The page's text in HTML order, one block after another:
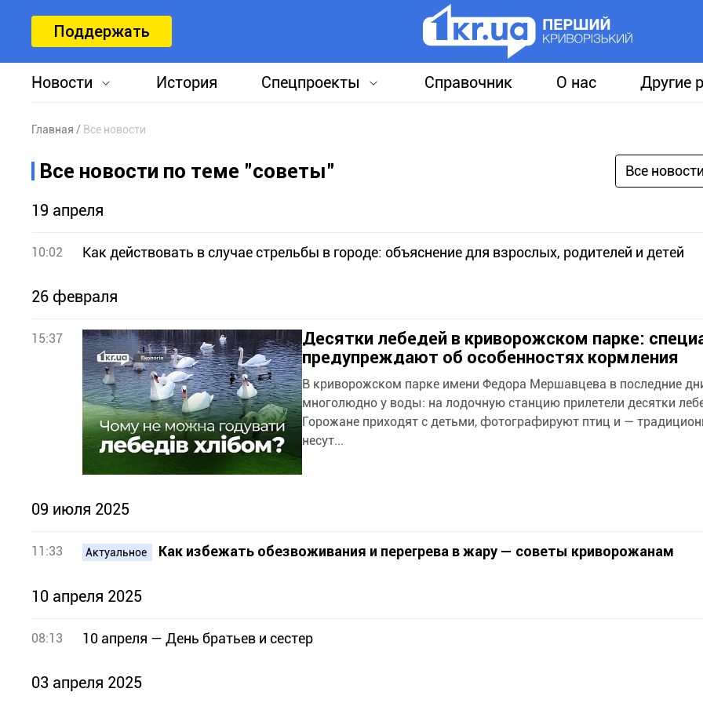
Поддержать
Новости История Спецпроекты Справочник О нас Другие
Главная Все новости
Все новости по теме "советы" Все новости
19 апреля
10:02 Как действовать в случае стрельбы в городе: объяснение для взрослых, родителей и детей
26 февраля
15:37
Десятки лебедей в криворожском парке:
предупреждают об особенностях кормления
В криворожском парке имени Федора Мершавцева в последние
многолюдно у воды: на лодочную станцию прилетели десятки
Горожане приходят с детьми, фотографируют птиц и —
несут...
09 июля 2025
11:33 Актуальное Как избежать обезвоживания и перегрева в жару — советы криворожанам
10 апреля 2025
08:13 10 апреля — День братьев и сестер
03 апреля 2025